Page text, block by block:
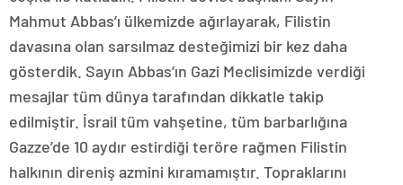
Mahmut Abbas’ı ülkemizde ağırlayarak, Filistin
davasına olan sarsılmaz desteğimizi bir kez daha
gösterdik. Sayın Abbas’ın Gazi Meclisimizde verdiği
mesajlar tüm dünya tarafından dikkatle takip
edilmiştir. İsrail tüm vahşetine, tüm barbarlığına
Gazze’de 10 aydır estirdiği teröre rağmen Filistin
halkının direniş azmini kıramamıştır. Topraklarını